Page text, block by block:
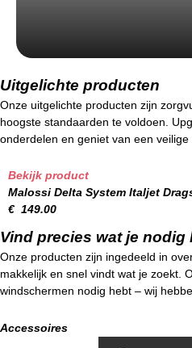
Uitgelichte producten
Onze uitgelichte producten zijn
hoogste standaarden te voldoen.
onderdelen en geniet van een veilige
Bekijk product
Malossi Delta System Italjet
€ 149.00
Vind precies wat je nodig
Onze producten zijn ingedeeld in
makkelijk en snel vindt wat je zoekt.
windschermen nodig hebt – wij
Accessoires